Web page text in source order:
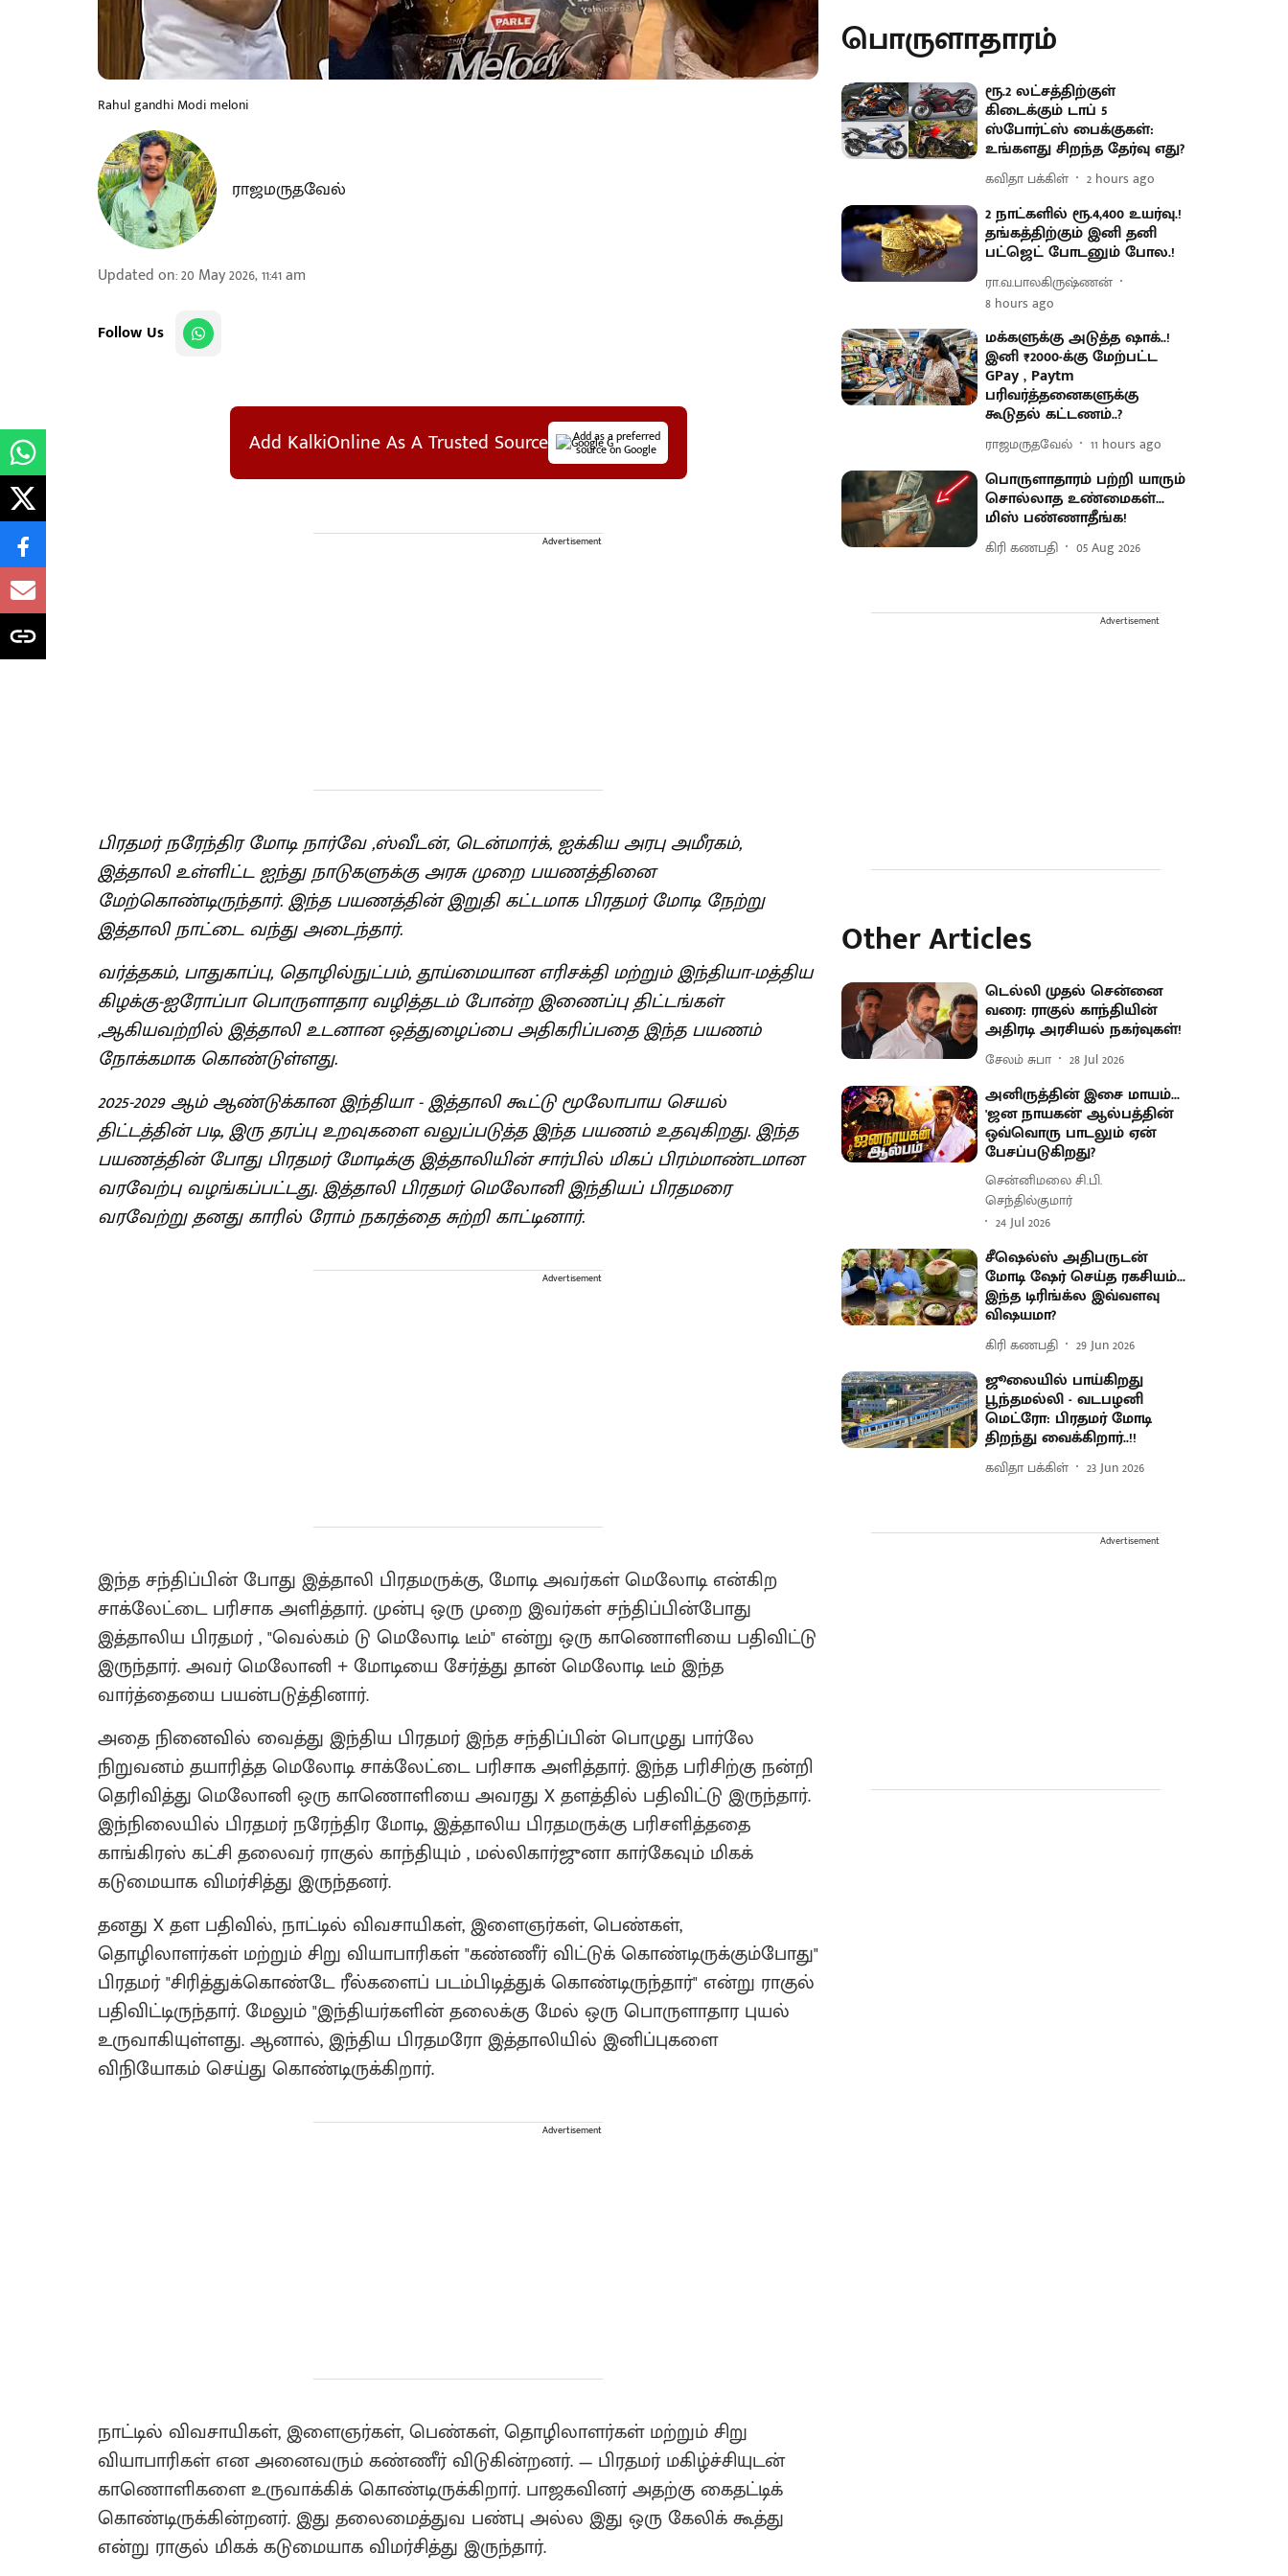
Rahul gandhi Modi meloni
ராஜமருதவேல்
Updated on:20 May 2026, 11:41 am
Follow Us
Add KalkiOnline As A Trusted Source Add as a preferred
source on Google
Advertisement
பிரதமர் நரேந்திர மோடி நார்வே ,ஸ்வீடன், டென்மார்க், ஐக்கிய அரபு அமீரகம்,
இத்தாலி உள்ளிட்ட ஐந்து நாடுகளுக்கு அரசு முறை பயணத்தினை
மேற்கொண்டிருந்தார். இந்த பயணத்தின் இறுதி கட்டமாக பிரதமர் மோடி நேற்று
இத்தாலி நாட்டை வந்து அடைந்தார்.
வர்த்தகம், பாதுகாப்பு, தொழில்நுட்பம், தூய்மையான எரிசக்தி மற்றும் இந்தியா-மத்திய
கிழக்கு-ஐரோப்பா பொருளாதார வழித்தடம் போன்ற இணைப்பு திட்டங்கள்
,ஆகியவற்றில் இத்தாலி உடனான ஒத்துழைப்பை அதிகரிப்பதை இந்த பயணம்
நோக்கமாக கொண்டுள்ளது.
2025-2029 ஆம் ஆண்டுக்கான இந்தியா - இத்தாலி கூட்டு மூலோபாய செயல்
திட்டத்தின் படி, இரு தரப்பு உறவுகளை வலுப்படுத்த இந்த பயணம் உதவுகிறது. இந்த
பயணத்தின் போது பிரதமர் மோடிக்கு இத்தாலியின் சார்பில் மிகப் பிரம்மாண்டமான
வரவேற்பு வழங்கப்பட்டது. இத்தாலி பிரதமர் மெலோனி இந்தியப் பிரதமரை
வரவேற்று தனது காரில் ரோம் நகரத்தை சுற்றி காட்டினார்.
Advertisement
இந்த சந்திப்பின் போது இத்தாலி பிரதமருக்கு, மோடி அவர்கள் மெலோடி என்கிற
சாக்லேட்டை பரிசாக அளித்தார். முன்பு ஒரு முறை இவர்கள் சந்திப்பின்போது
இத்தாலிய பிரதமர் , "வெல்கம் டு மெலோடி டீம்" என்று ஒரு காணொளியை பதிவிட்டு
இருந்தார். அவர் மெலோனி + மோடியை சேர்த்து தான் மெலோடி டீம் இந்த
வார்த்தையை பயன்படுத்தினார்.
அதை நினைவில் வைத்து இந்திய பிரதமர் இந்த சந்திப்பின் பொழுது பார்லே
நிறுவனம் தயாரித்த மெலோடி சாக்லேட்டை பரிசாக அளித்தார். இந்த பரிசிற்கு நன்றி
தெரிவித்து மெலோனி ஒரு காணொளியை அவரது X தளத்தில் பதிவிட்டு இருந்தார்.
இந்நிலையில் பிரதமர் நரேந்திர மோடி, இத்தாலிய பிரதமருக்கு பரிசளித்ததை
காங்கிரஸ் கட்சி தலைவர் ராகுல் காந்தியும் , மல்லிகார்ஜுனா கார்கேவும் மிகக்
கடுமையாக விமர்சித்து இருந்தனர்.
தனது X தள பதிவில், நாட்டில் விவசாயிகள், இளைஞர்கள், பெண்கள்,
தொழிலாளர்கள் மற்றும் சிறு வியாபாரிகள் "கண்ணீர் விட்டுக் கொண்டிருக்கும்போது"
பிரதமர் "சிரித்துக்கொண்டே ரீல்களைப் படம்பிடித்துக் கொண்டிருந்தார்" என்று ராகுல்
பதிவிட்டிருந்தார். மேலும் "இந்தியர்களின் தலைக்கு மேல் ஒரு பொருளாதார புயல்
உருவாகியுள்ளது. ஆனால், இந்திய பிரதமரோ இத்தாலியில் இனிப்புகளை
விநியோகம் செய்து கொண்டிருக்கிறார்.
Advertisement
நாட்டில் விவசாயிகள், இளைஞர்கள், பெண்கள், தொழிலாளர்கள் மற்றும் சிறு
வியாபாரிகள் என அனைவரும் கண்ணீர் விடுகின்றனர். — பிரதமர் மகிழ்ச்சியுடன்
காணொளிகளை உருவாக்கிக் கொண்டிருக்கிறார். பாஜகவினர் அதற்கு கைதட்டிக்
கொண்டிருக்கின்றனர். இது தலைமைத்துவ பண்பு அல்ல இது ஒரு கேலிக் கூத்து
என்று ராகுல் மிகக் கடுமையாக விமர்சித்து இருந்தார்.
பொருளாதாரம்
ரூ.2 லட்சத்திற்குள்
கிடைக்கும் டாப் 5
ஸ்போர்ட்ஸ் பைக்குகள்:
உங்களது சிறந்த தேர்வு எது?
கவிதா பக்கிள் 2 hours ago
2 நாட்களில் ரூ.4,400 உயர்வு.!
தங்கத்திற்கும் இனி தனி
பட்ஜெட் போடனும் போல.!
ரா.வ.பாலகிருஷ்ணன்
8 hours ago
மக்களுக்கு அடுத்த ஷாக்..!
இனி ₹2000-க்கு மேற்பட்ட
GPay , Paytm
பரிவர்த்தனைகளுக்கு
கூடுதல் கட்டணம்..?
ராஜமருதவேல் 11 hours ago
பொருளாதாரம் பற்றி யாரும்
சொல்லாத உண்மைகள்...
மிஸ் பண்ணாதீங்க!
கிரி கணபதி 05 Aug 2026
Advertisement
Other Articles
டெல்லி முதல் சென்னை
வரை: ராகுல் காந்தியின்
அதிரடி அரசியல் நகர்வுகள்!
சேலம் சுபா 28 Jul 2026
அனிருத்தின் இசை மாயம்...
'ஜன நாயகன்' ஆல்பத்தின்
ஒவ்வொரு பாடலும் ஏன்
பேசப்படுகிறது?
சென்னிமலை சி.பி.
செந்தில்குமார்
24 Jul 2026
சீஷெல்ஸ் அதிபருடன்
மோடி ஷேர் செய்த ரகசியம்...
இந்த டிரிங்க்ல இவ்வளவு
விஷயமா?
கிரி கணபதி 29 Jun 2026
ஜூலையில் பாய்கிறது
பூந்தமல்லி - வடபழனி
மெட்ரோ: பிரதமர் மோடி
திறந்து வைக்கிறார்..!!
கவிதா பக்கிள் 23 Jun 2026
Advertisement